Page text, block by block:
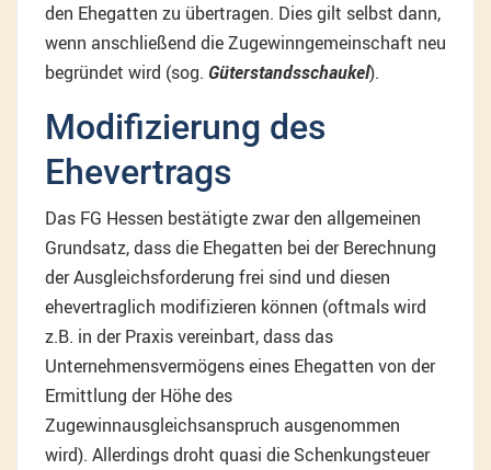
den Ehegatten zu übertragen. Dies gilt selbst dann,
wenn anschließend die Zugewinngemeinschaft neu
begründet wird (sog. Güterstandsschaukel).
Modifizierung des
Ehevertrags
Das FG Hessen bestätigte zwar den allgemeinen
Grundsatz, dass die Ehegatten bei der Berechnung
der Ausgleichsforderung frei sind und diesen
ehevertraglich modifizieren können (oftmals wird
z.B. in der Praxis vereinbart, dass das
Unternehmensvermögens eines Ehegatten von der
Ermittlung der Höhe des
Zugewinnausgleichsanspruch ausgenommen
wird). Allerdings droht quasi die Schenkungsteuer